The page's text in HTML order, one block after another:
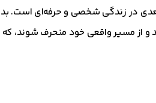
در زندگی شخصی و حرفه‌ای است.
و از مسیر واقعی خود منحرف شوند، که